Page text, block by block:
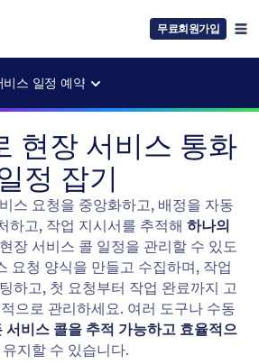
무료회원가입
비스 일정 예약
현장 서비스 통화
정 잡기
스 요청을 중앙화하고, 배정을 자동
하고, 작업 지시서를 추적해 하나의
현장 서비스 콜 일정을 관리할 수 있도
요청 양식을 만들고 수집하며, 작업
하고, 첫 요청부터 작업 완료까지 고
으로 관리하세요. 여러 도구나 수동
서비스 콜을 추적 가능하고 효율적으
유지할 수 있습니다.